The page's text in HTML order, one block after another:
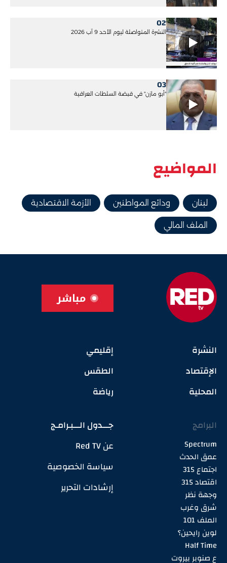
02
النشرة المتواصلة ليوم الأحد 9 آب 2026
03
"أبو مازن" في قبضة السلطات العراقية
المواضيع
لبنان ودائع المواطنين الأزمة الاقتصادية
الملف المالي
مباشر
النشرة
الإقتصاد
المحلية
إقليمي
الطقس
رياضة
البرامج
Spectrum
عمق الحدث
اجتماع 315
اقتصاد 315
وجهة نظر
شرق وغرب
الملف 101
لوين رايحين؟
Half Time
ع صنوبر بيروت
جـــدول الـــبـرامـج
عن Red TV
سياسة الخصوصية
إرشادات التحرير